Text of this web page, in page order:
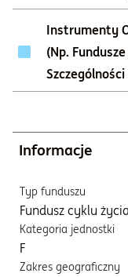
Instrumenty
(np.
Informacje
Typ funduszu
Fundusz cyklu
Kategoria jednostki
F
Zakres geograficzny